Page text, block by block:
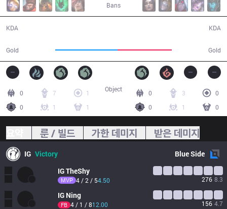
Bans
KDA
Gold Gold
KDA
0 7
1
0
1 1
0 3
0
0
1 0
Object
룬 / 빌드 가한 데미지 받은 데미지
IG Victory BlueSide
IGTheShy
MVP 4 / 2 / 54.50 276 8.3
IG Ning
FB 4 / 1 / 812.00 156 4.7